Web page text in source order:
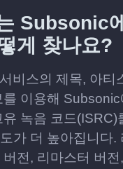
Subsonic
게 찾나요?
비스의 제목, 아티
이용해 Subsonic
녹음 코드(ISRC)
가 더 높아집니다.
전, 리마스터 버